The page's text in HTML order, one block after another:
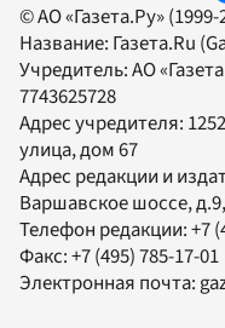
© АО «Газета.Ру»
Название: Газета.Ru
Учредитель:АО
7743625728
Адрес учредителя:
улица, дом 67
Адрес редакции и
Варшавское шоссе,
Телефон редакции:+7
Факс:+7 (495) 785-17-01
Электронная почта: